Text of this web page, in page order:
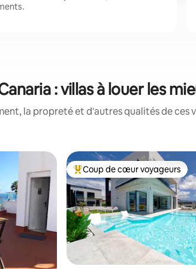
: villas à louer les
la propreté et d'autres qualités de ces
Coup de cœur voyageurs
Coup de cœur voyageurs